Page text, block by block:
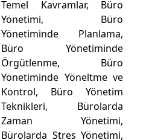
Temel Kavramlar, Büro
Yönetimi, Büro
Yönetiminde Planlama,
Büro Yönetiminde
Örgütlenme, Büro
Yönetiminde Yöneltme ve
Kontrol, Büro Yönetim
Teknikleri, Bürolarda
Zaman Yönetimi,
Bürolarda Stres Yönetimi,